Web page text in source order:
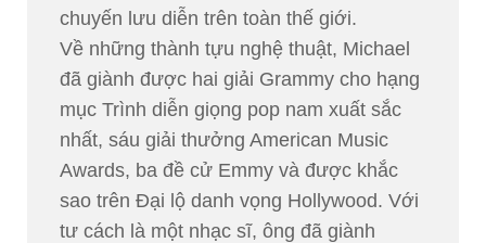
chuyến lưu diễn trên toàn thế giới.
Về những thành tựu nghệ thuật, Michael
đã giành được hai giải Grammy cho hạng
mục Trình diễn giọng pop nam xuất sắc
nhất, sáu giải thưởng American Music
Awards, ba đề cử Emmy và được khắc
sao trên Đại lộ danh vọng Hollywood. Với
tư cách là một nhạc sĩ, ông đã giành